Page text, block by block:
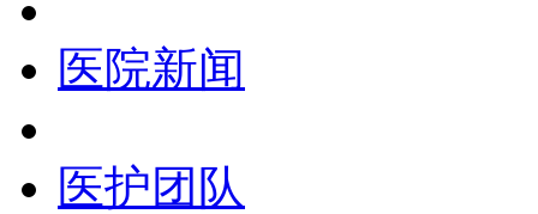
医院新闻
医护团队